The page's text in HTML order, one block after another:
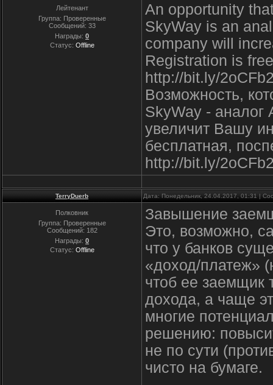
Лейтенант
Группа: Проверенные
Сообщений: 33
Награды: 0
Статус: Offline
An opportunity
SkyWay is an
company will
Registration is
http://bit.ly/
Возможность,
SkyWay - аналог
увеличит Вашу
бесплатная,
http://bit.ly/
TerryDuerb Дата: Понедельник, 24.04.2017, 01:31 |
Полковник
Группа: Проверенные
Сообщений: 182
Награды: 0
Статус: Offline
Завышение
Это, возможно,
что у банков
«доход/платеж»
чтоб ее заемщик
дохода, а чаще
многие
решению:
не по сути
чисто на бумаге.